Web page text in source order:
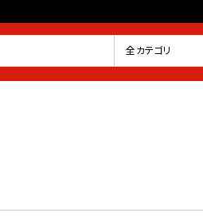
お気に入り
全カテゴリ